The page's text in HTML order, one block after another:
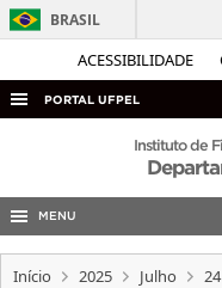
ACESSIBILIDADE
BRASIL
PORTAL UFPEL
ACESSO À INFORMAÇÃO
COBALTO
Instituto de
MENU
Início 2025 Julho
24